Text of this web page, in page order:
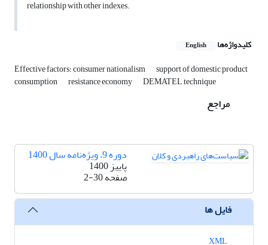
relationship with other indexes.
کلیدواژه‌ها English
Effective factors؛ consumer nationalism support of domestic product
consumption resistance economy DEMATEL technique
مراجع
دوره 9، ویژه‌نامه سال 1400
پاییز 1400
صفحه2-30
فایل ها